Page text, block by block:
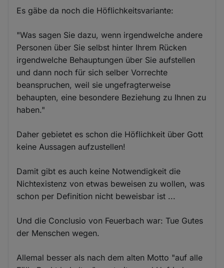
Es gäbe da noch die Höflichkeitsvariante:
"Was sagen Sie dazu, wenn irgendwelche andere
Personen über Sie selbst hinter Ihrem Rücken
irgendwelche Behauptungen über Sie aufstellen
und dann noch für sich selber Vorrechte
beanspruchen, weil sie ungefragterweise
behaupten, eine besondere Beziehung zu Ihnen zu
haben."
Daher gebietet es schon die Höflichkeit über Gott
keine Aussagen aufzustellen!
Damit gibt es auch keine Notwendigkeit die
Nichtexistenz von etwas beweisen zu wollen, was
schon per Definition nicht beweisbar ist ...
Und die Conclusio von Feuerbach war: Tue Gutes
der Menschen wegen.
Allemal besser als nach dem alten Motto "auf alle